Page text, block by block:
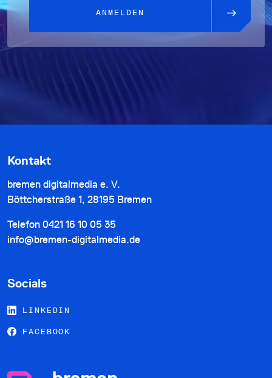
ANMELDEN
Kontakt
bremen digitalmedia e. V.
Böttcherstraße 1, 28195 Bremen
Telefon 0421 16 10 05 35
info@bremen-digitalmedia.de
Socials
LINKEDIN
FACEBOOK